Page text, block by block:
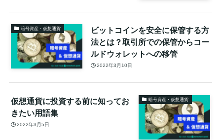
暗号資産・仮想通貨
ビットコインを安全に保管する方
法とは？取引所での保管からコー
ルドウォレットへの移管
2022年3月10日
暗号資産・仮想通貨
仮想通貨に投資する前に知ってお
きたい用語集
2022年3月5日